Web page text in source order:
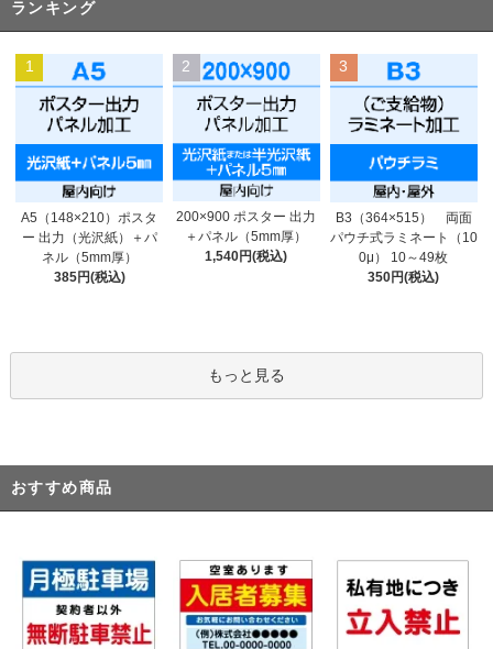
ランキング
1
A5（148×210）ポスタ
ー 出力（光沢紙）＋パ
ネル（5mm厚）
385円(税込)
2
200×900 ポスター 出力
＋パネル（5mm厚）
1,540円(税込)
3
B3（364×515） 両面
パウチ式ラミネート（10
0μ） 10～49枚
350円(税込)
もっと見る
おすすめ商品